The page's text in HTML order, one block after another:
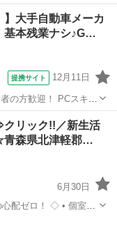
おりご希望条件やご状
す!! 応募前に相談だ
】大手自動車メーカ
基本残業ナシ♪G…
提携サイト 12月11日
録業務やDM作成など
リック!!／新生活
青森県北津軽郡…
6月30日